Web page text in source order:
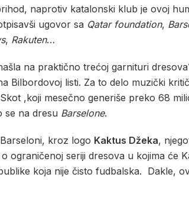
naprotiv katalonski klub je ovoj
ugovor sa Qatar foundation,
, Rakuten…
na praktično trećoj garnituri
Bilbordovoj listi. Za to delo muzički
,koji mesečno generiše preko 68
se na dresu Barselone.
kroz logo Kaktus Džeka,
ograničenoj seriji dresova u kojima će
koja nije čisto fudbalska. Dakle,